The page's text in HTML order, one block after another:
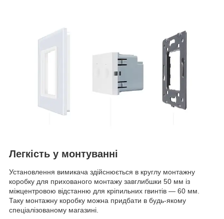
Легкість у монтуванні
Установлення вимикача здійснюється в круглу монтажну
коробку для прихованого монтажу завглибшки 50 мм із
міжцентровою відстанню для кріпильних гвинтів — 60 мм.
Таку монтажну коробку можна придбати в будь-якому
спеціалізованому магазині.